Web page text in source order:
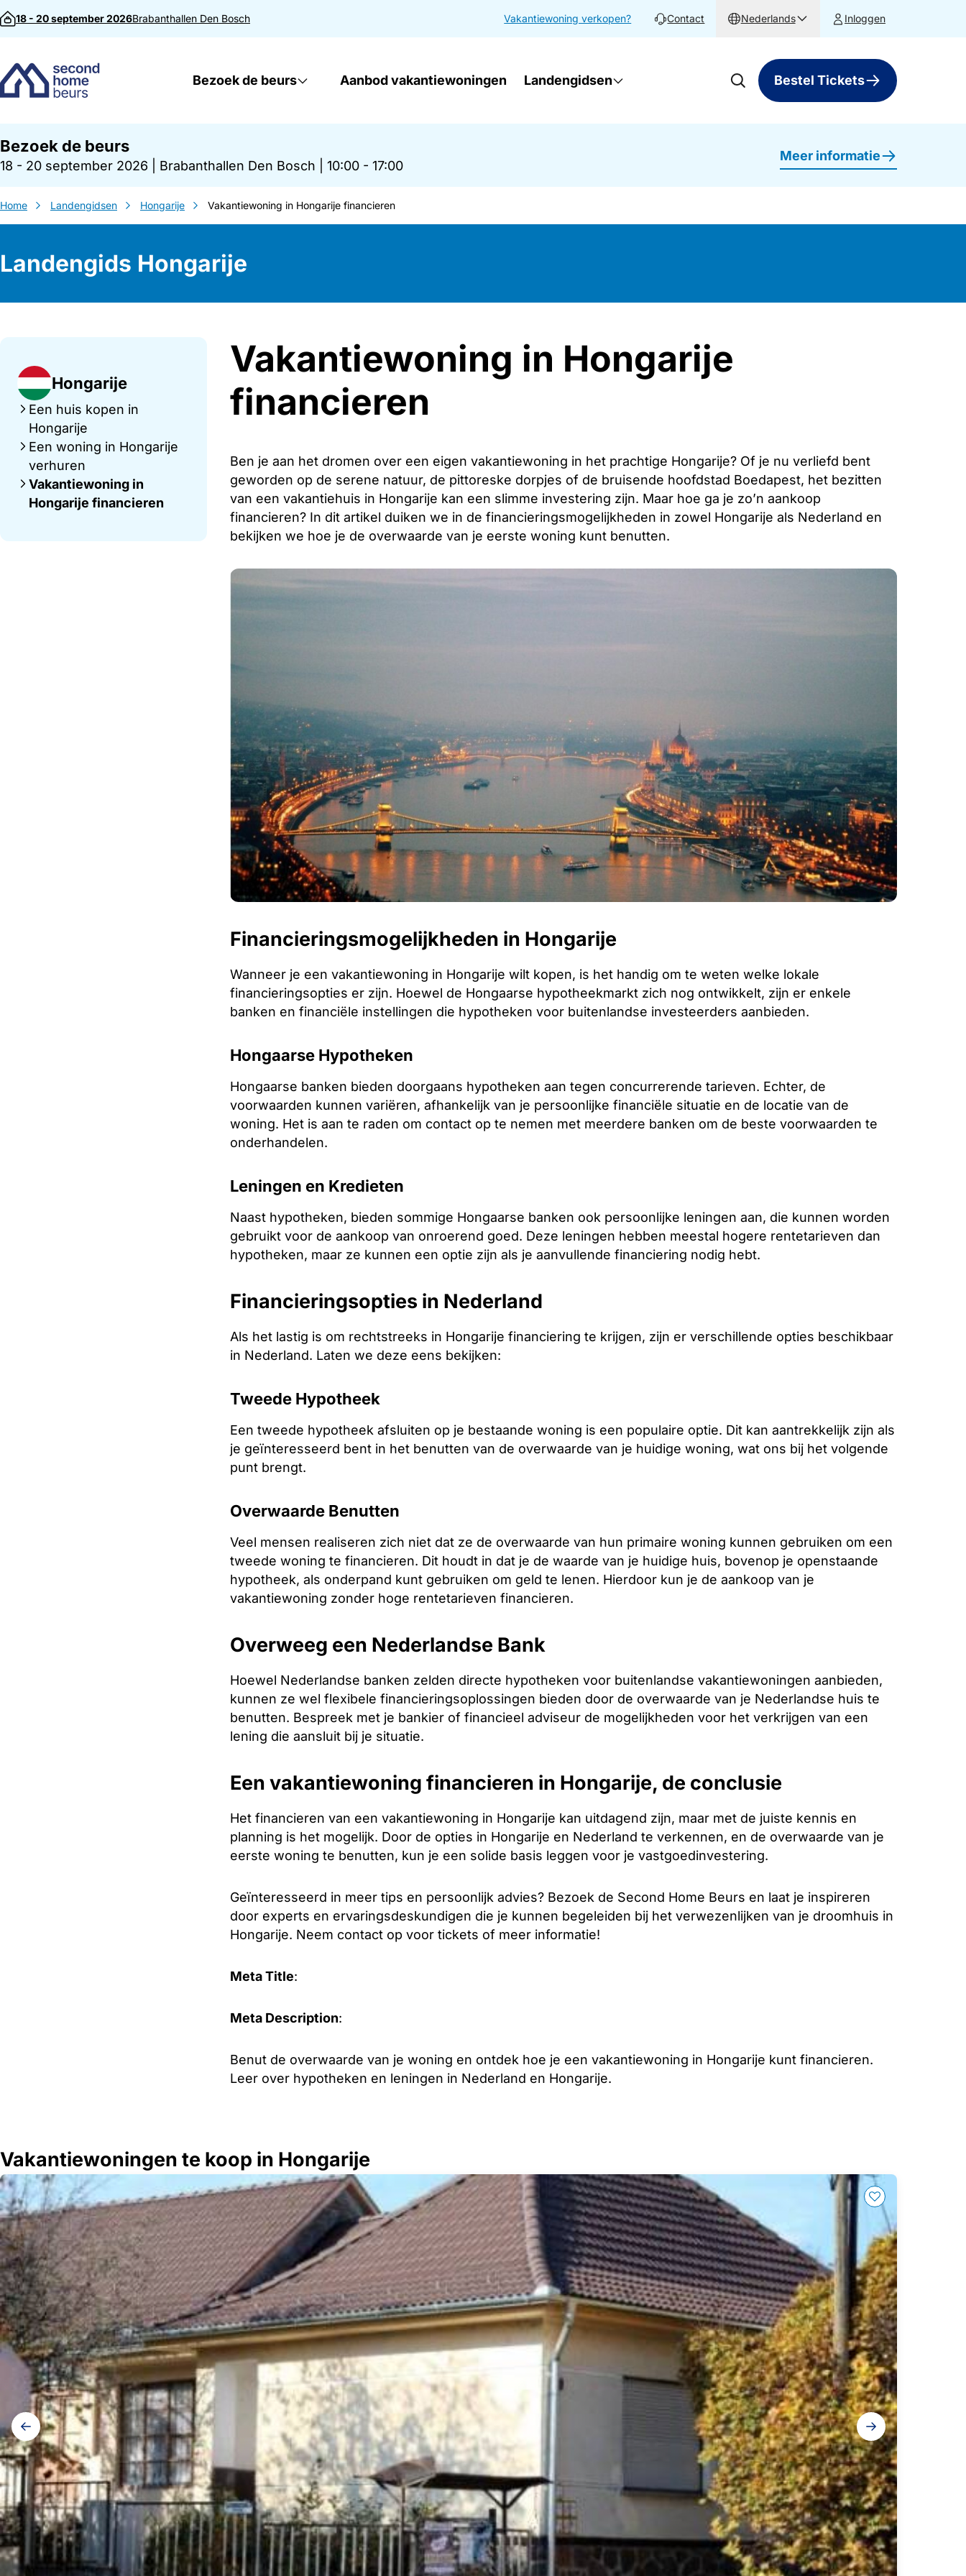
Direct naar inhoud
18 - 20 september 2026Brabanthallen Den Bosch Vakantiewoning verkopen? Contact Nederlands Inloggen
Bezoek de beurs Aanbod vakantiewoningen Landengidsen Bestel Tickets
Bezoek de beurs
18 - 20 september 2026 Brabanthallen Den Bosch 10:00 - 17:00
Meer informatie
Home Landengidsen Hongarije Vakantiewoning in Hongarije financieren
Landengids Hongarije
Hongarije
Een huis kopen in
Hongarije
Een woning in Hongarije
verhuren
Vakantiewoning in
Hongarije financieren
Direct naar zijbalk
Vakantiewoning in Hongarije
financieren
Ben je aan het dromen over een eigen vakantiewoning in het prachtige Hongarije? Of je nu verliefd bent
geworden op de serene natuur, de pittoreske dorpjes of de bruisende hoofdstad Boedapest, het bezitten
van een vakantiehuis in Hongarije kan een slimme investering zijn. Maar hoe ga je zo’n aankoop
financieren? In dit artikel duiken we in de financieringsmogelijkheden in zowel Hongarije als Nederland en
bekijken we hoe je de overwaarde van je eerste woning kunt benutten.
Financieringsmogelijkheden in Hongarije
Wanneer je een vakantiewoning in Hongarije wilt kopen, is het handig om te weten welke lokale
financieringsopties er zijn. Hoewel de Hongaarse hypotheekmarkt zich nog ontwikkelt, zijn er enkele
banken en financiële instellingen die hypotheken voor buitenlandse investeerders aanbieden.
Hongaarse Hypotheken
Hongaarse banken bieden doorgaans hypotheken aan tegen concurrerende tarieven. Echter, de
voorwaarden kunnen variëren, afhankelijk van je persoonlijke financiële situatie en de locatie van de
woning. Het is aan te raden om contact op te nemen met meerdere banken om de beste voorwaarden te
onderhandelen.
Leningen en Kredieten
Naast hypotheken, bieden sommige Hongaarse banken ook persoonlijke leningen aan, die kunnen worden
gebruikt voor de aankoop van onroerend goed. Deze leningen hebben meestal hogere rentetarieven dan
hypotheken, maar ze kunnen een optie zijn als je aanvullende financiering nodig hebt.
Financieringsopties in Nederland
Als het lastig is om rechtstreeks in Hongarije financiering te krijgen, zijn er verschillende opties beschikbaar
in Nederland. Laten we deze eens bekijken:
Tweede Hypotheek
Een tweede hypotheek afsluiten op je bestaande woning is een populaire optie. Dit kan aantrekkelijk zijn als
je geïnteresseerd bent in het benutten van de overwaarde van je huidige woning, wat ons bij het volgende
punt brengt.
Overwaarde Benutten
Veel mensen realiseren zich niet dat ze de overwaarde van hun primaire woning kunnen gebruiken om een
tweede woning te financieren. Dit houdt in dat je de waarde van je huidige huis, bovenop je openstaande
hypotheek, als onderpand kunt gebruiken om geld te lenen. Hierdoor kun je de aankoop van je
vakantiewoning zonder hoge rentetarieven financieren.
Overweeg een Nederlandse Bank
Hoewel Nederlandse banken zelden directe hypotheken voor buitenlandse vakantiewoningen aanbieden,
kunnen ze wel flexibele financieringsoplossingen bieden door de overwaarde van je Nederlandse huis te
benutten. Bespreek met je bankier of financieel adviseur de mogelijkheden voor het verkrijgen van een
lening die aansluit bij je situatie.
Een vakantiewoning financieren in Hongarije, de conclusie
Het financieren van een vakantiewoning in Hongarije kan uitdagend zijn, maar met de juiste kennis en
planning is het mogelijk. Door de opties in Hongarije en Nederland te verkennen, en de overwaarde van je
eerste woning te benutten, kun je een solide basis leggen voor je vastgoedinvestering.
Geïnteresseerd in meer tips en persoonlijk advies? Bezoek de Second Home Beurs en laat je inspireren
door experts en ervaringsdeskundigen die je kunnen begeleiden bij het verwezenlijken van je droomhuis in
Hongarije. Neem contact op voor tickets of meer informatie!
Meta Title:
Meta Description:
Benut de overwaarde van je woning en ontdek hoe je een vakantiewoning in Hongarije kunt financieren.
Leer over hypotheken en leningen in Nederland en Hongarije.
Vakantiewoningen te koop in Hongarije
Galerij
navigatie